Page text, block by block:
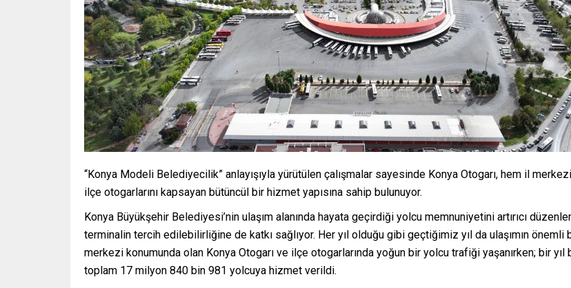
“Konya Modeli Belediyecilik” anlayışıyla yürütülen çalışmalar sayesinde Konya Otogarı, hem il
ilçe otogarlarını kapsayan bütüncül bir hizmet yapısına sahip bulunuyor.
Konya Büyükşehir Belediyesi’nin ulaşım alanında hayata geçirdiği yolcu memnuniyetini artırıcı
terminalin tercih edilebilirliğine de katkı sağlıyor. Her yıl olduğu gibi geçtiğimiz yıl da ulaşımın önemli
merkezi konumunda olan Konya Otogarı ve ilçe otogarlarında yoğun bir yolcu trafiği yaşanırken; bir yıl
toplam 17 milyon 840 bin 981 yolcuya hizmet verildi.